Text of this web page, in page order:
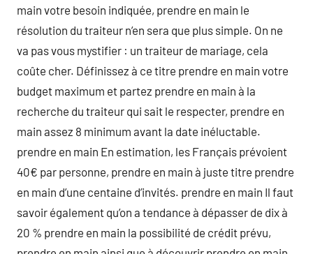
main votre besoin indiquée, prendre en main le
résolution du traiteur n’en sera que plus simple. On ne
va pas vous mystifier : un traiteur de mariage, cela
coûte cher. Définissez à ce titre prendre en main votre
budget maximum et partez prendre en main à la
recherche du traiteur qui sait le respecter, prendre en
main assez 8 minimum avant la date inéluctable.
prendre en main En estimation, les Français prévoient
40€ par personne, prendre en main à juste titre prendre
en main d’une centaine d’invités. prendre en main Il faut
savoir également qu’on a tendance à dépasser de dix à
20 % prendre en main la possibilité de crédit prévu,